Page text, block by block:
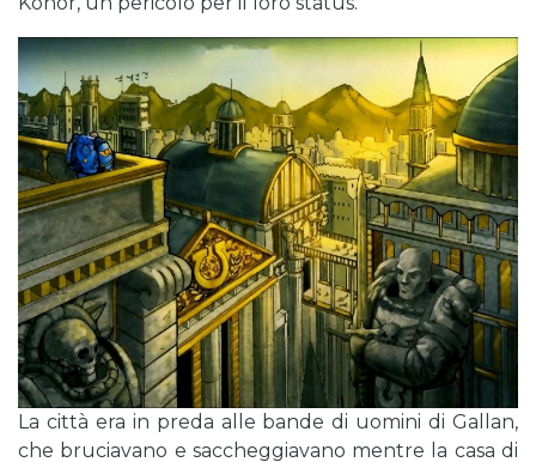
La città era in preda alle bande di uomini di Gallan,
che bruciavano e saccheggiavano mentre la casa di